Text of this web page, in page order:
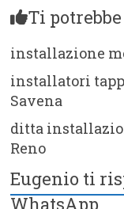
Ti
installazione
installatori
Savena
ditta
Reno
Eugenio ti
WhatsApp